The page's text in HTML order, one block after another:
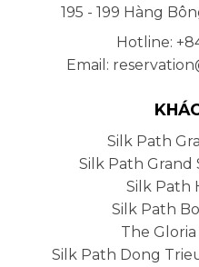
195 - 199 Hàng
Hotline:
Email:
Silk Path
Silk Path Grand
Silk Path
Silk Path
The
Silk Path Dong